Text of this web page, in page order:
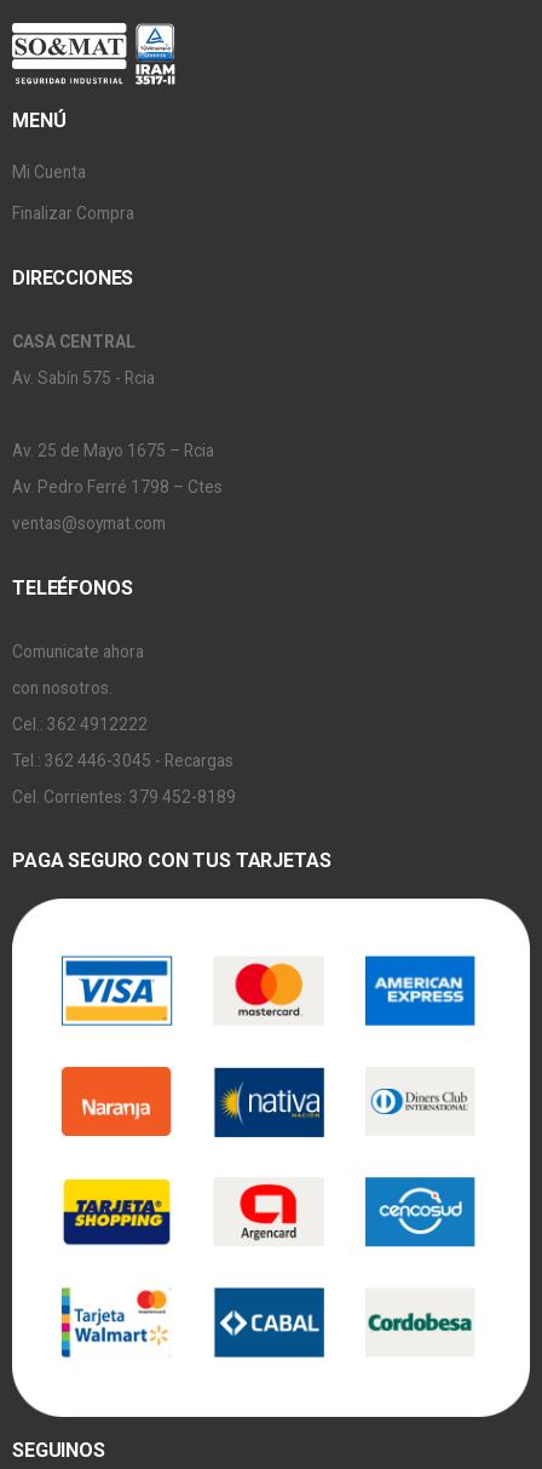
MENÚ
Mi Cuenta
Finalizar Compra
DIRECCIONES
CASA CENTRAL
Av. Sabín 575 - Rcia
Av. 25 de Mayo 1675 – Rcia
Av. Pedro Ferré 1798 – Ctes
ventas@soymat.com
TELEÉFONOS
Comunicate ahora
con nosotros.
Cel.: 362 4912222
Tel.: 362 446-3045 - Recargas
Cel. Corrientes: 379 452-8189
PAGA SEGURO CON TUS TARJETAS
SEGUINOS